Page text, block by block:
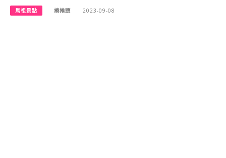
馬祖景點 捲捲頭 2023-09-08